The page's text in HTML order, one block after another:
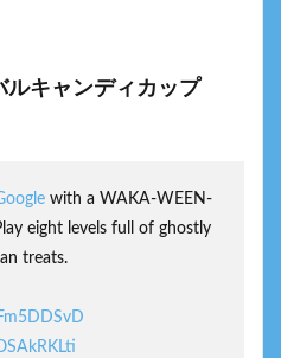
キャンディカップ
with a WAKA-WEEN-
eight levels full of ghostly
treats.